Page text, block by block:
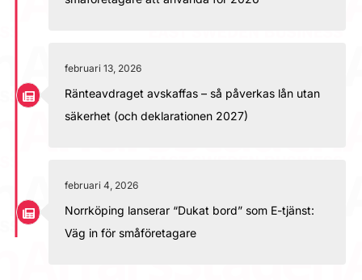
februari 13, 2026
Ränteavdraget avskaffas – så påverkas lån utan
säkerhet (och deklarationen 2027)
februari 4, 2026
Norrköping lanserar “Dukat bord” som E-tjänst:
Väg in för småföretagare